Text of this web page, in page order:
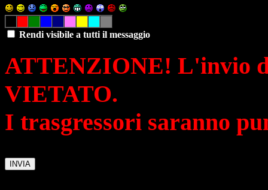
Rendi visibile a tutti il messaggio
ATTENZIONE! L'invio
VIETATO.
I trasgressori saranno